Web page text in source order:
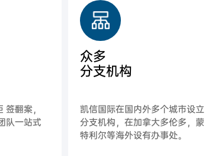
翻案，
队一站式
众多
分支机构
凯信国际在国内外多个城市设立
分支机构，在加拿大多伦多，蒙
特利尔等海外设有办事处。